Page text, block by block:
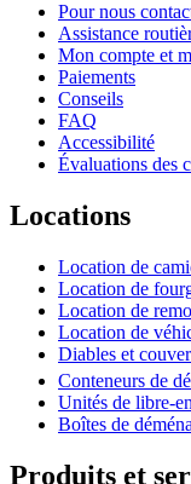
Pour nous
Assistance
Mon compte et
Paiements
Conseils
FAQ
Accessibilité
Évaluations des
Locations
Location de
Location de
Location de
Location de
Diables et
Conteneurs de
Unités de libre-
Boîtes de
Produits et